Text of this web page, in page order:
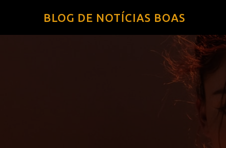
BLOG DE NOTÍCIAS BOAS